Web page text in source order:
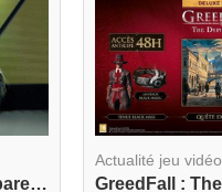
Pragmata : Capcom prépare une odyssée lunaire am...
Actualité jeu vidéo